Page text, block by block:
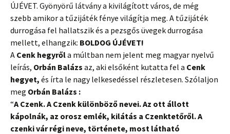
ÚJÉVET. Gyönyörű látvány a kivilágított város, de még
szebb amikor a tűzijáték fénye világítja meg. A tűzijáték
durrogása fel hallatszik és a pezsgős üvegek durrogása
mellett, elhangzik: BOLDOG ÚJÉVET!
A Cenk hegyrőla múltban nem jelent meg magyar nyelvű
leírás, Orbán Balázs az, aki elsőként kutatta fel a Cenk
hegyet, és írta le nagy lelkesedéssel részletesen. Szólaljon
meg Orbán Balázs :
“A Czenk. A Czenk különböző nevei. Az ott állott
kápolnák, az orosz emlék, kilátás a Czenktetőről. A
czenki vár régi neve, története, most látható